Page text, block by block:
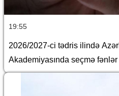
19:55
2026/2027-ci tədris ilində
Akademiyasında seçmə